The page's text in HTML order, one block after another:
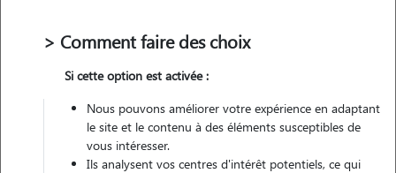
2 animaux
Contacter
> Comment faire des choix
Si cette option est activée :
Nous pouvons améliorer votre expérience en adaptant
le site et le contenu à des éléments susceptibles de
vous intéresser.
Ils analysent vos centres d'intérêt potentiels, ce qui